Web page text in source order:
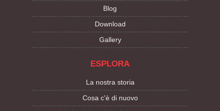
Blog
Download
Gallery
ESPLORA
La nostra storia
Cosa c'è di nuovo